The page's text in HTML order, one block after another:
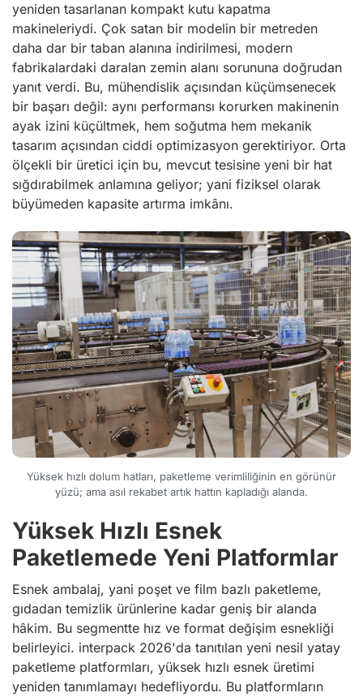
yeniden tasarlanan kompakt kutu kapatma
makineleriydi. Çok satan bir modelin bir metreden
daha dar bir taban alanına indirilmesi, modern
fabrikalardaki daralan zemin alanı sorununa doğrudan
yanıt verdi. Bu, mühendislik açısından küçümsenecek
bir başarı değil: aynı performansı korurken makinenin
ayak izini küçültmek, hem soğutma hem mekanik
tasarım açısından ciddi optimizasyon gerektiriyor. Orta
ölçekli bir üretici için bu, mevcut tesisine yeni bir hat
sığdırabilmek anlamına geliyor; yani fiziksel olarak
büyümeden kapasite artırma imkânı.
Yüksek hızlı dolum hatları, paketleme verimliliğinin en görünür
yüzü; ama asıl rekabet artık hattın kapladığı alanda.
Yüksek Hızlı Esnek
Paketlemede Yeni Platformlar
Esnek ambalaj, yani poşet ve film bazlı paketleme,
gıdadan temizlik ürünlerine kadar geniş bir alanda
hâkim. Bu segmentte hız ve format değişim esnekliği
belirleyici. interpack 2026'da tanıtılan yeni nesil yatay
paketleme platformları, yüksek hızlı esnek üretimi
yeniden tanımlamayı hedefliyordu. Bu platformların